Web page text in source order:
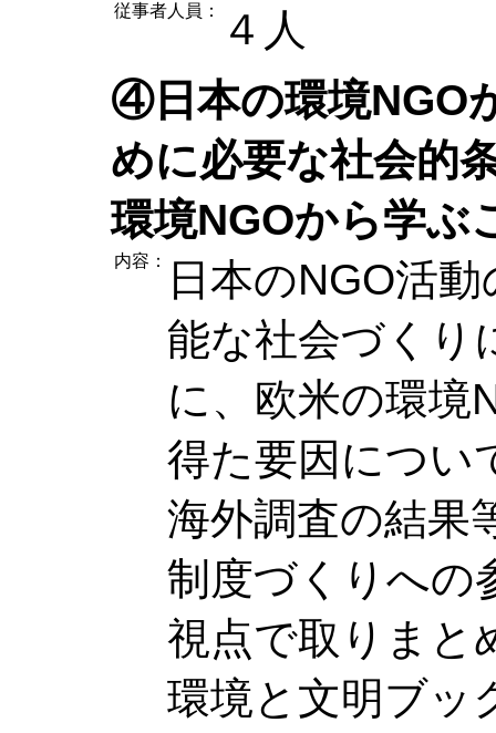
従事者人員：
４人
④日本の環境NGO
めに必要な社会的
環境NGOから学ぶ
内容：
日本のNGO活
能な社会づくり
に、欧米の環境
得た要因につい
海外調査の結果
制度づくりへの
視点で取りまと
環境と文明ブッ